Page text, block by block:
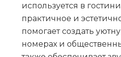
используется в
практичное и
помогает создать
номерах и